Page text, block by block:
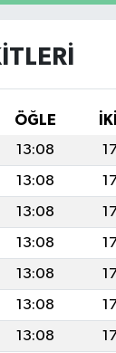
ÖĞLE
13:08
13:08
13:08
13:08
13:08
13:08
13:08